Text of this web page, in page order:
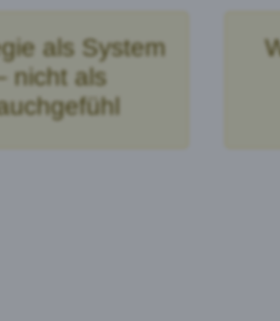
als System
nicht als